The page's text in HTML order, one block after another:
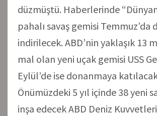
düzmüştü. Haberlerinde
pahalı savaş gemisi Temmuz’da
indirilecek. ABD’nin yaklaşık 13
mal olan yeni uçak gemisi USS
Eylül’de ise donanmaya
Önümüzdeki 5 yıl içinde 38 yeni
inşa edecek ABD Deniz